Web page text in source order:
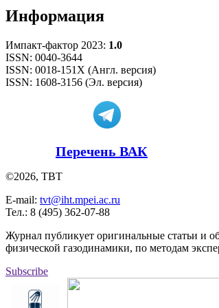
Информация
Импакт-фактор 2023: 1.0
ISSN: 0040-3644
ISSN: 0018-151X (Англ. версия)
ISSN: 1608-3156 (Эл. версия)
Перечень ВАК
©2026, ТВТ
E-mail: tvt@iht.mpei.ac.ru
Тел.: 8 (495) 362-07-88
Журнал публикует оригинальные статьи и
физической газодинамики, по методам
Subscribe